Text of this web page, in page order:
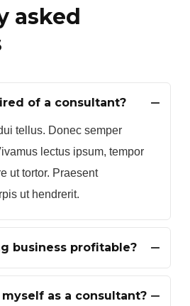
asked
of a consultant?
tellus. Donec semper
lectus ipsum, tempor
ut tortor. Praesent
ut hendrerit.
business profitable?
as a consultant?